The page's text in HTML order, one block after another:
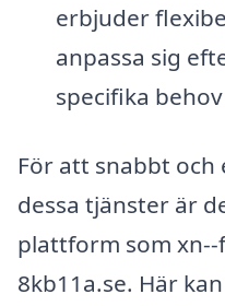
erbjuder
anpassa sig
specifika
För att snabbt och
dessa tjänster är
plattform som
8kb11a.se. Här